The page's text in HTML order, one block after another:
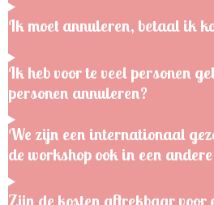
Ik moet annuleren, betaal ik
Ik heb voor te veel personen
personen annuleren?
We zijn een internationaal
de workshop ook in een
Zijn de kosten aftrekbaar voor